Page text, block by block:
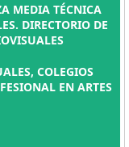
MEDIA TÉCNICA
DIRECTORIO DE
COLEGIOS
EN ARTES